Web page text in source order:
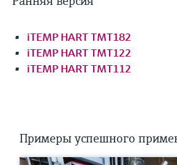
iTEMP HART TMT182
iTEMP HART TMT122
iTEMP HART TMT112
Примеры успешного